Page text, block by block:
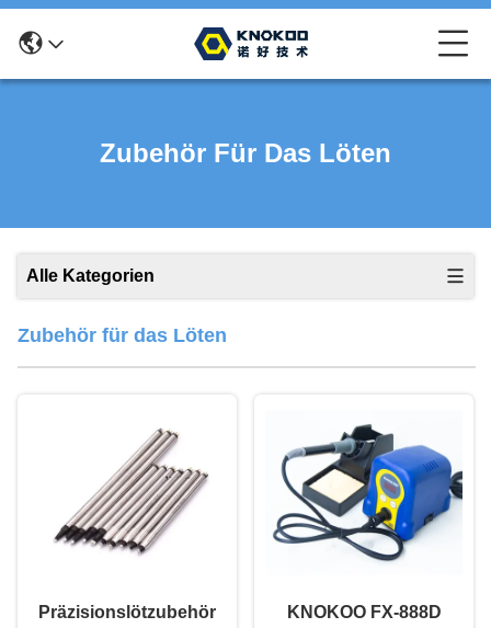
Zubehör Für Das Löten
Alle Kategorien
Zubehör für das Löten
Präzisionslötzubehör
KNOKOO FX-888D